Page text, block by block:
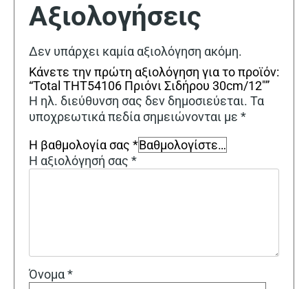
Αξιολογήσεις
Δεν υπάρχει καμία αξιολόγηση ακόμη.
Κάνετε την πρώτη αξιολόγηση για το προϊόν:
“Total THT54106 Πριόνι Σιδήρου 30cm/12″”
Η ηλ. διεύθυνση σας δεν δημοσιεύεται. Τα
υποχρεωτικά πεδία σημειώνονται με *
Η βαθμολογία σας *
Η αξιολόγησή σας *
Όνομα*